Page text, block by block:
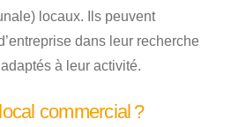
locaux. Ils peuvent
dans leur recherche
à leur activité.
commercial ?